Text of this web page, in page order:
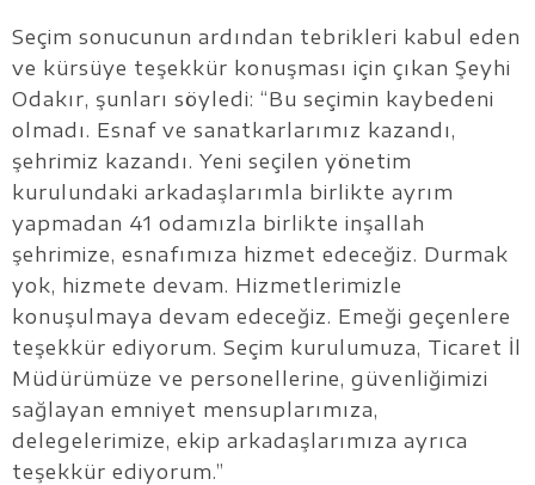
Seçim sonucunun ardından tebrikleri kabul eden
ve kürsüye teşekkür konuşması için çıkan Şeyhi
Odakır, şunları söyledi: “Bu seçimin kaybedeni
olmadı. Esnaf ve sanatkarlarımız kazandı,
şehrimiz kazandı. Yeni seçilen yönetim
kurulundaki arkadaşlarımla birlikte ayrım
yapmadan 41 odamızla birlikte inşallah
şehrimize, esnafımıza hizmet edeceğiz. Durmak
yok, hizmete devam. Hizmetlerimizle
konuşulmaya devam edeceğiz. Emeği geçenlere
teşekkür ediyorum. Seçim kurulumuza, Ticaret İl
Müdürümüze ve personellerine, güvenliğimizi
sağlayan emniyet mensuplarımıza,
delegelerimize, ekip arkadaşlarımıza ayrıca
teşekkür ediyorum.”